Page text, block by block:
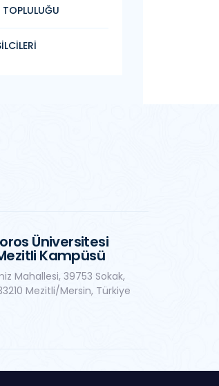
Üniversitesi
Kampüsü
Mahallesi, 39753 Sokak,
Mezitli/Mersin, Türkiye